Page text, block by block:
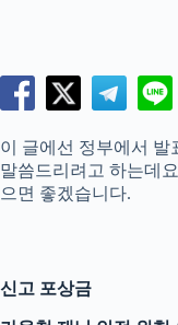
이 글에선 정부에서 발
말씀드리려고 하는데
으면 좋겠습니다.
신고 포상금